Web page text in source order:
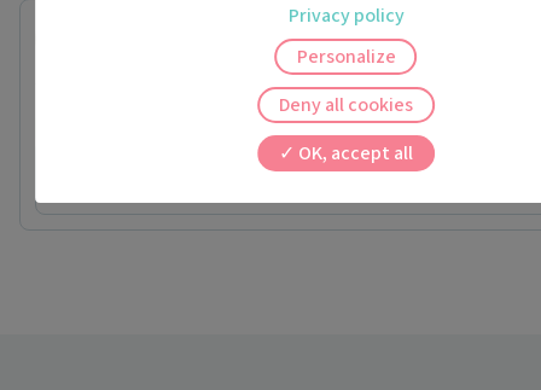
Pas de nouveaux patients
Prochaine disponibilité le :
OK, accept all
Deny all cookies
Personalize
Privacy policy